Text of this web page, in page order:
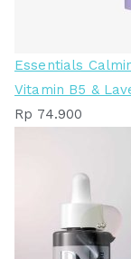
Essentials
Vitamin B5 &
Rp 74.900